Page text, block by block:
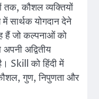
तक, कौशल व्यक्तियों
सार्थक योगदान देने
हैं जो कल्पनाओं को
अद्वितीय
Skill को हिंदी में
गुण, निपुणता और